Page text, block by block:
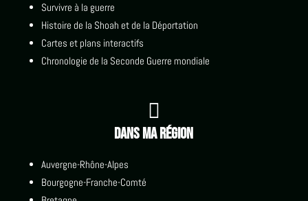
Survivre à la guerre
Histoire de la Shoah et de la Déportation
Cartes et plans interactifs
Chronologie de la Seconde Guerre mondiale

Dans ma région
Auvergne-Rhône-Alpes
Bourgogne-Franche-Comté